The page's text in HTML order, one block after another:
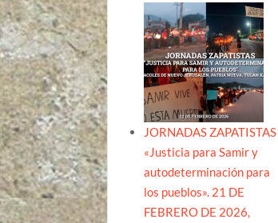
JORNADAS ZAPATISTAS
«Justicia para Samir y
autodeterminación para
los pueblos». 21 DE
FEBRERO DE 2026,